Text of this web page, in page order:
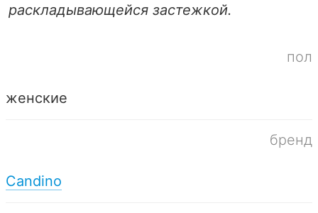
раскладывающейся застежкой.
пол
женские
бренд
Candino